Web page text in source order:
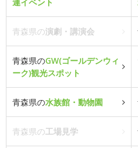
青森県の演劇・講演会
青森県のGW(ゴールデンウィ
ーク)観光スポット
青森県の水族館・動物園
青森県の工場見学